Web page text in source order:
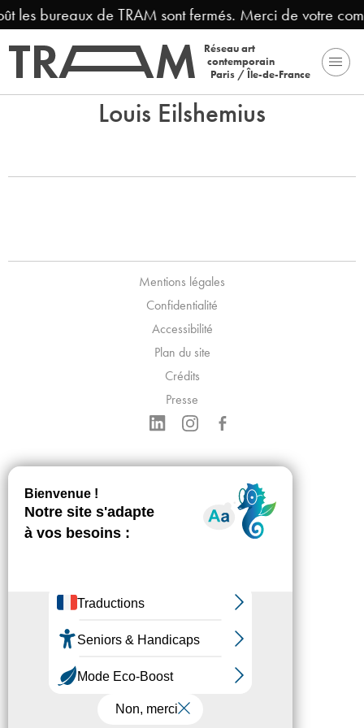
les bureaux de TRAM sont fermés. Merci de votre
Réseau art
contemporain
Paris / Île-de-France
Louis Eilshemius
Mentions légales
Confidentialité
Accessibilité
Plan du site
Crédits
Presse